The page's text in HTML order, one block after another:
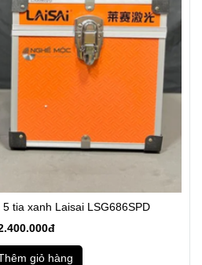
tia xanh Laisai LSG686SPD
giỏ hàng